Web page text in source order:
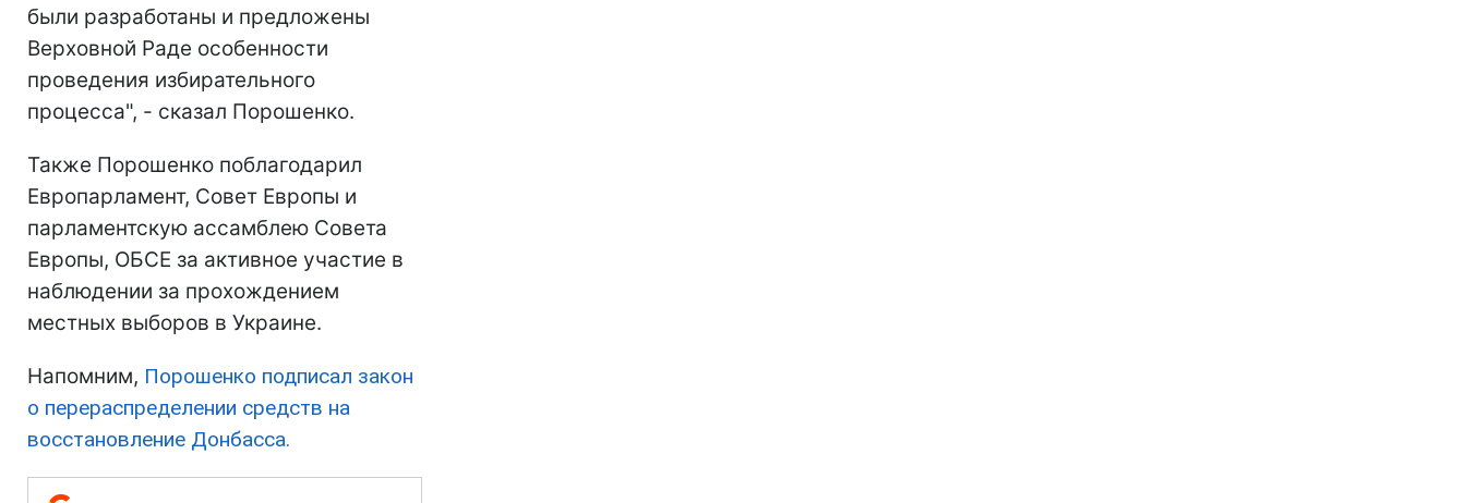
были разработаны и предложены
Верховной Раде особенности
проведения избирательного
процесса", - сказал Порошенко.
Также Порошенко поблагодарил
Европарламент, Совет Европы и
парламентскую ассамблею Совета
Европы, ОБСЕ за активное участие в
наблюдении за прохождением
местных выборов в Украине.
Напомним, Порошенко подписал закон
о перераспределении средств на
восстановление Донбасса.